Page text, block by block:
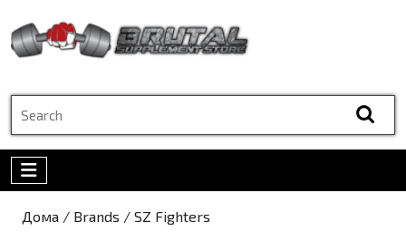
to
content
Menu
Дома / Brands / SZ Fighters